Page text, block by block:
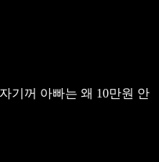
기꺼 아빠는 왜 10만원 안